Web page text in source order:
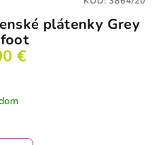
plátenky Grey
€